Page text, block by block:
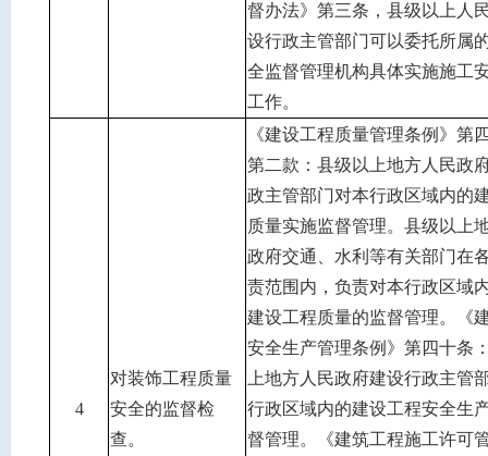
督办法》第三条，县级以上人
设行政主管部门可以委托所属
全监督管理机构具体实施施工
工作。
4
对装饰工程质量
安全的监督检
查。
《建设工程质量管理条例》第
第二款：县级以上地方人民政
政主管部门对本行政区域内的
质量实施监督管理。县级以上
政府交通、水利等有关部门在
责范围内，负责对本行政区域
建设工程质量的监督管理。《
安全生产管理条例》第四十条
上地方人民政府建设行政主管
行政区域内的建设工程安全生
督管理。《建筑工程施工许可